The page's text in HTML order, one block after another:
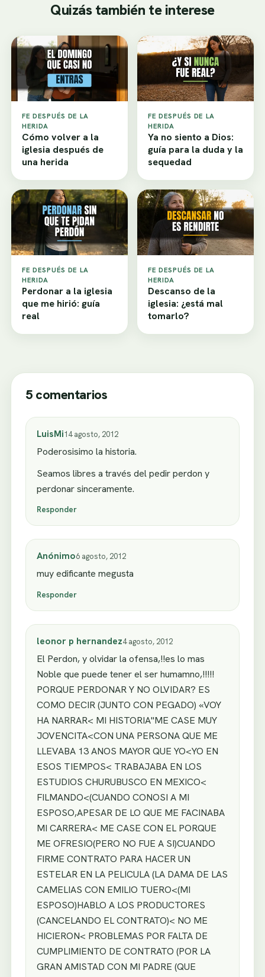
Quizás también te interese
FE DESPUÉS DE LA
HERIDA
Cómo volver a la
iglesia después de
una herida
FE DESPUÉS DE LA
HERIDA
Ya no siento a Dios:
guía para la duda y la
sequedad
FE DESPUÉS DE LA
HERIDA
Perdonar a la iglesia
que me hirió: guía
real
FE DESPUÉS DE LA
HERIDA
Descanso de la
iglesia: ¿está mal
tomarlo?
5 comentarios
LuisMi14 agosto, 2012
Poderosisimo la historia.
Seamos libres a través del pedir perdon y
perdonar sinceramente.
Responder
Anónimo6 agosto, 2012
muy edificante megusta
Responder
leonor p hernandez4 agosto, 2012
El Perdon, y olvidar la ofensa,!!es lo mas
Noble que puede tener el ser humamno,!!!!!
PORQUE PERDONAR Y NO OLVIDAR? ES
COMO DECIR (JUNTO CON PEGADO) «VOY
HA NARRAR< MI HISTORIA"ME CASE MUY
JOVENCITA<CON UNA PERSONA QUE ME
LLEVABA 13 ANOS MAYOR QUE YO<YO EN
ESOS TIEMPOS< TRABAJABA EN LOS
ESTUDIOS CHURUBUSCO EN MEXICO<
FILMANDO<(CUANDO CONOSI A MI
ESPOSO,APESAR DE LO QUE ME FACINABA
MI CARRERA< ME CASE CON EL PORQUE
ME OFRESIO(PERO NO FUE A SI)CUANDO
FIRME CONTRATO PARA HACER UN
ESTELAR EN LA PELICULA (LA DAMA DE LAS
CAMELIAS CON EMILIO TUERO<(MI
ESPOSO)HABLO A LOS PRODUCTORES
(CANCELANDO EL CONTRATO)< NO ME
HICIERON< PROBLEMAS POR FALTA DE
CUMPLIMIENTO DE CONTRATO (POR LA
GRAN AMISTAD CON MI PADRE (QUE